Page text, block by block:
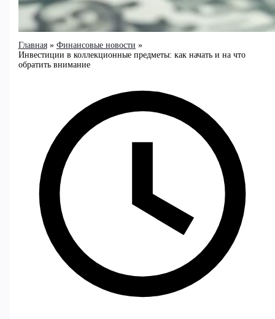
Главная
Финансовые новости
Инвестиции в коллекционные предметы: как начать и на что
обратить внимание